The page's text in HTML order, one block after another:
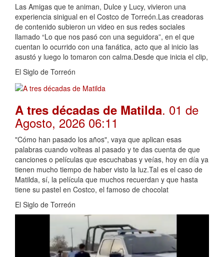
Las Amigas que te animan, Dulce y Lucy, vivieron una
experiencia sinigual en el Costco de Torreón.Las creadoras
de contenido subieron un video en sus redes sociales
llamado “Lo que nos pasó con una seguidora”, en el que
cuentan lo ocurrido con una fanática, acto que al inicio las
asustó y luego lo tomaron con calma.Desde que inicia el clip,
El Siglo de Torreón
A tres décadas de Matilda. 01 de
Agosto, 2026 06:11
"Cómo han pasado los años", vaya que aplican esas
palabras cuando volteas al pasado y te das cuenta de que
canciones o películas que escuchabas y veías, hoy en día ya
tienen mucho tiempo de haber visto la luz.Tal es el caso de
Matilda, sí, la película que muchos recuerdan y que hasta
tiene su pastel en Costco, el famoso de chocolat
El Siglo de Torreón